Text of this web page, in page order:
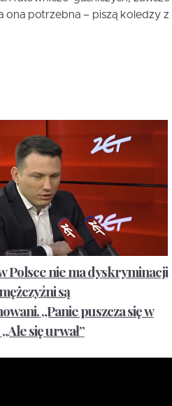
ona potrzebna – piszą koledzy z
Polsce nie ma dyskryminacji
są
„Panie puszcza się w
się urwał”